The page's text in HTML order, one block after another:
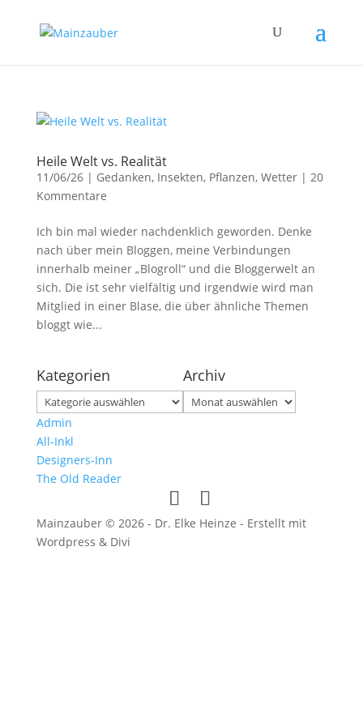
Heile Welt vs. Realität
11/06/26| Gedanken, Insekten, Pflanzen, Wetter| 20
Kommentare
Ich bin mal wieder nachdenklich geworden. Denke
nach über mein Bloggen, meine Verbindungen
innerhalb meiner „Blogroll“ und die Bloggerwelt an
sich. Die ist sehr vielfältig und irgendwie wird man
Mitglied in einer Blase, die über ähnliche Themen
bloggt wie...
Kategorien
Kategorien
Archiv
Archiv
Admin
All-Inkl
Designers-Inn
The Old Reader
Mainzauber © 2026 - Dr. Elke Heinze - Erstellt mit
Wordpress & Divi